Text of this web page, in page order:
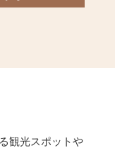
観光スポットや